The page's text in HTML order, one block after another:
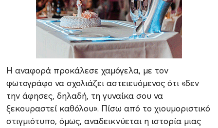
Η αναφορά προκάλεσε χαμόγελα, με τον
φωτογράφο να σχολιάζει αστειευόμενος ότι «δεν
την άφησες, δηλαδή, τη γυναίκα σου να
ξεκουραστεί καθόλου». Πίσω από το χιουμοριστικό
στιγμιότυπο, όμως, αναδεικνύεται η ιστορία μιας